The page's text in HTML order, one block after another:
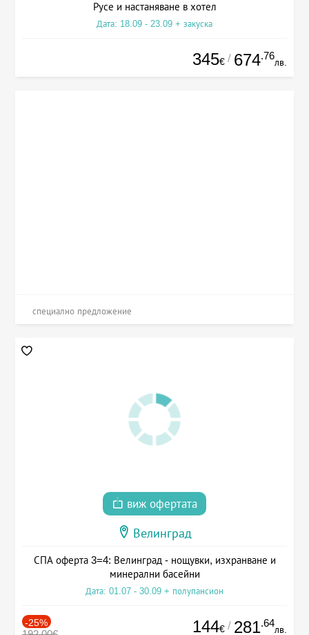
Русе и настаняване в хотел
Дата: 18.09 - 23.09 + закуска
345€ / 674.76
лв.
специално предложение
виж офертата
Велинград
СПА оферта 3=4: Велинград - нощувки, изхранване и
минерални басейни
Дата: 01.07 - 30.09 + полупансион
-25% 144€ / 281.64
лв.